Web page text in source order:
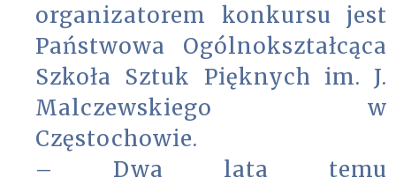
organizatorem konkursu jest
Państwowa Ogólnokształcąca
Szkoła Sztuk Pięknych im. J.
Malczewskiego w
Częstochowie.
– Dwa lata temu